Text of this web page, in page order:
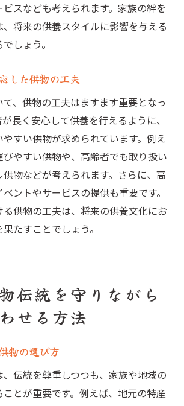
スなども考えられます。家族の絆を
将来の供養スタイルに影響を与える
しょう。
した供物の工夫
、供物の工夫はますます重要となっ
長く安心して供養を行えるように、
すい供物が求められています。例え
やすい供物や、高齢者でも取り扱い
供物などが考えられます。さらに、高
ントやサービスの提供も重要です。
供物の工夫は、将来の供養文化にお
たすことでしょう。
伝統を守りながら
せる方法
物の選び方
伝統を尊重しつつも、家族や地域の
とが重要です。例えば、地元の特産